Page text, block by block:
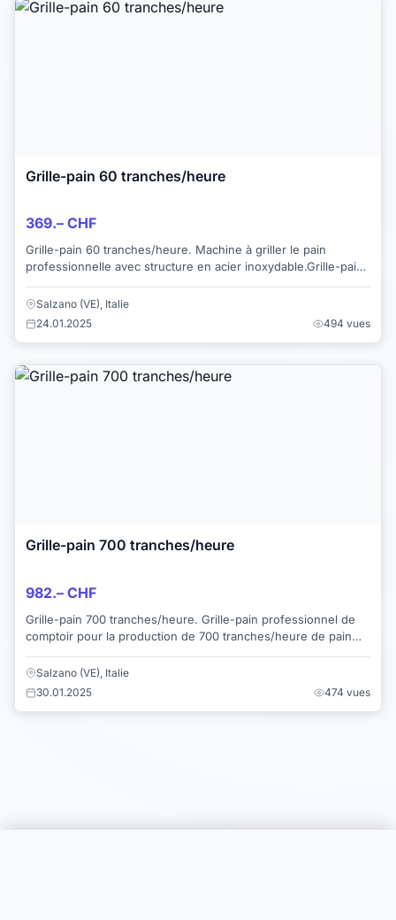
Grille-pain 60 tranches/heure
369.– CHF
Grille-pain 60 tranches/heure. Machine à griller le pain
professionnelle avec structure en acier inoxydable.Grille-pain
utile pour votre maison, prati...
Salzano (VE), Italie
24.01.2025
494 vues
Grille-pain 700 tranches/heure
982.– CHF
Grille-pain 700 tranches/heure. Grille-pain professionnel de
comptoir pour la production de 700 tranches/heure de pain
Salzano (VE), Italie
30.01.2025
474 vues